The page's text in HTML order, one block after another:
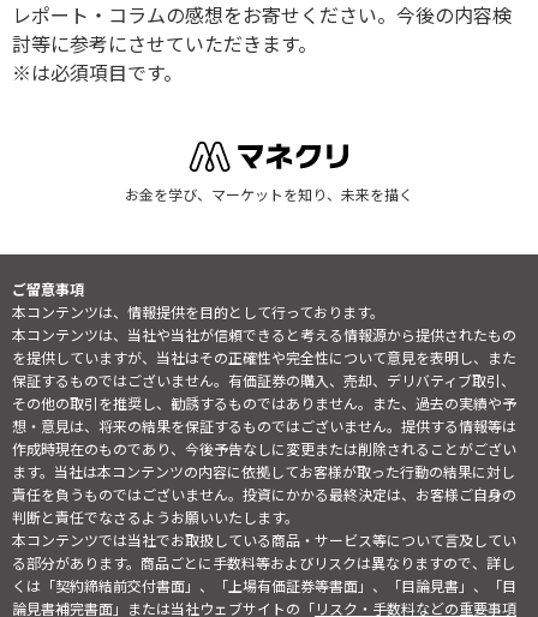
レポート・コラムの感想をお寄せください。今後の内容検
討等に参考にさせていただきます。
※は必須項目です。
お金を学び、マーケットを知り、未来を描く
ご留意事項
本コンテンツは、情報提供を目的として行っております。
本コンテンツは、当社や当社が信頼できると考える情報源から提供されたもの
を提供していますが、当社はその正確性や完全性について意見を表明し、また
保証するものではございません。有価証券の購入、売却、デリバティブ取引、
その他の取引を推奨し、勧誘するものではありません。また、過去の実績や予
想・意見は、将来の結果を保証するものではございません。提供する情報等は
作成時現在のものであり、今後予告なしに変更または削除されることがござい
ます。当社は本コンテンツの内容に依拠してお客様が取った行動の結果に対し
責任を負うものではございません。投資にかかる最終決定は、お客様ご自身の
判断と責任でなさるようお願いいたします。
本コンテンツでは当社でお取扱している商品・サービス等について言及してい
る部分があります。商品ごとに手数料等およびリスクは異なりますので、詳し
くは「契約締結前交付書面」、「上場有価証券等書面」、「目論見書」、「目
論見書補完書面」または当社ウェブサイトの「リスク・手数料などの重要事項